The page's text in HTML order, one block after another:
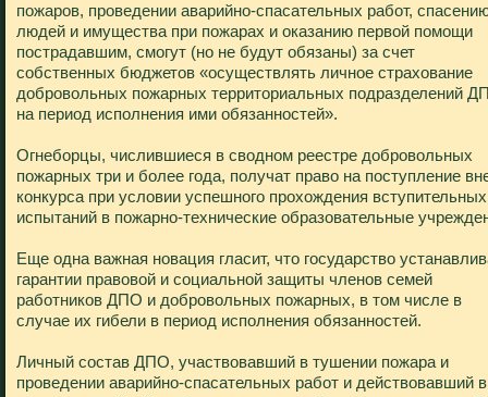
пожаров, проведении аварийно-спасательных работ,
людей и имущества при пожарах и оказанию первой помощи
пострадавшим, смогут (но не будут обязаны) за счет
собственных бюджетов «осуществлять личное страхование
добровольных пожарных территориальных подразделений
на период исполнения ими обязанностей».
Огнеборцы, числившиеся в сводном реестре добровольных
пожарных три и более года, получат право на поступление
конкурса при условии успешного прохождения вступительных
испытаний в пожарно-технические образовательные
Еще одна важная новация гласит, что государство
гарантии правовой и социальной защиты членов семей
работников ДПО и добровольных пожарных, в том числе в
случае их гибели в период исполнения обязанностей.
Личный состав ДПО, участвовавший в тушении пожара и
проведении аварийно-спасательных работ и действовавший в